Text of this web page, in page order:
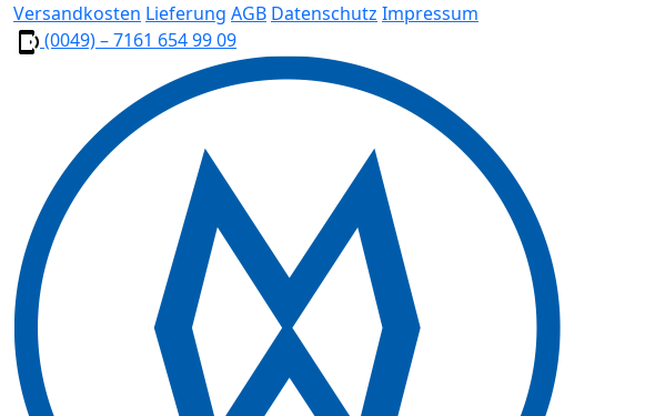
Versandkosten Lieferung AGB Datenschutz Impressum
(0049) – 7161 654 99 09